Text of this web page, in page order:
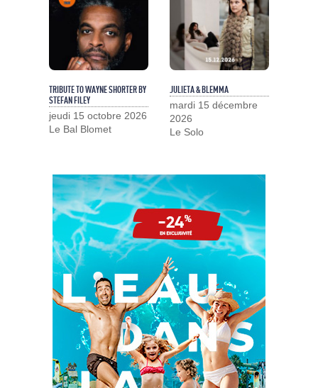
TRIBUTE TO WAYNE SHORTER BY
STEFAN FILEY
jeudi 15 octobre 2026
Le Bal Blomet
JULIETA & BLEMMA
mardi 15 décembre
2026
Le Solo